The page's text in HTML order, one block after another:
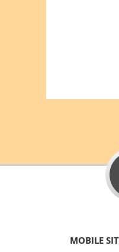
MOBILE